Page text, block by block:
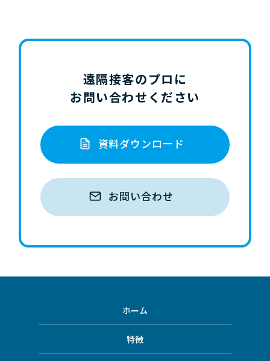
遠隔接客のプロに
お問い合わせください
資料ダウンロード
お問い合わせ
ホーム
特徴